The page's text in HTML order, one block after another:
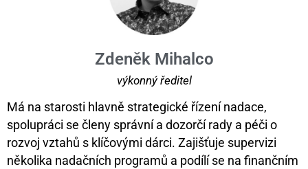
Zdeněk Mihalco
výkonný ředitel
Má na starosti hlavně strategické řízení nadace,
spolupráci se členy správní a dozorčí rady a péči o
rozvoj vztahů s klíčovými dárci. Zajišťuje supervizi
několika nadačních programů a podílí se na finančním